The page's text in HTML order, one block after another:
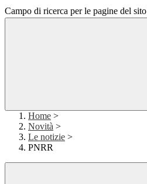
Campo di ricerca per le pagine del sito
Home >
Novità >
Le notizie >
PNRR